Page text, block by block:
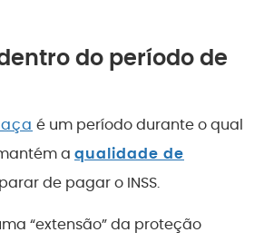
do período de
é um período durante o qual
a qualidade de
de pagar o INSS.
“extensão” da proteção